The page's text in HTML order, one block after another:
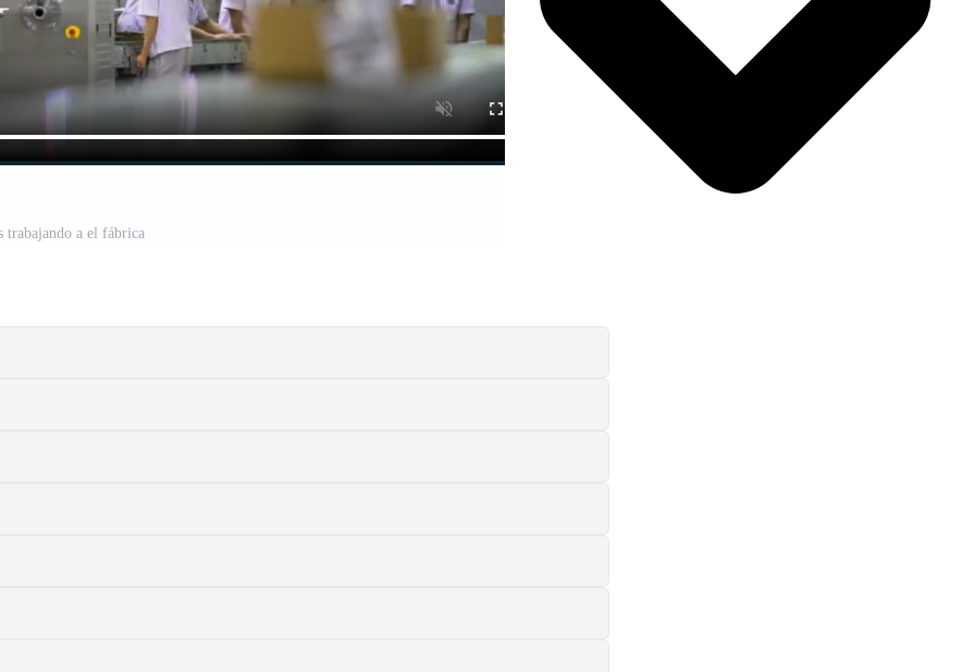
trabajando a el fábrica